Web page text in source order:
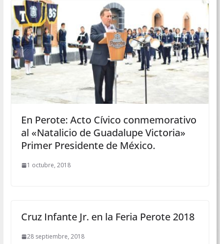
En Perote: Acto Cívico conmemorativo
al «Natalicio de Guadalupe Victoria»
Primer Presidente de México.
1 octubre, 2018
Cruz Infante Jr. en la Feria Perote 2018
28 septiembre, 2018